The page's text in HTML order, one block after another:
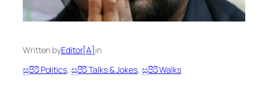
Written byEditor[A] in
සුපිරි Politics, සුපිරි Talks & Jokes, සුපිරි Walks